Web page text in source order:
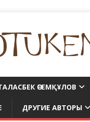
ӘСЕМҚҰЛОВ
ДРУГИЕ АВТОРЫ